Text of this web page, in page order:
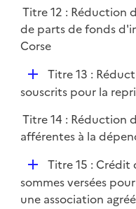
Titre 12 : Réduction
de parts de fonds
Corse
D
é
l
i
Titre 13 :
souscrits pour la
Titre 14 : Réduction
afférentes à la
D
é
p
Titre 15 :
sommes versées
une association